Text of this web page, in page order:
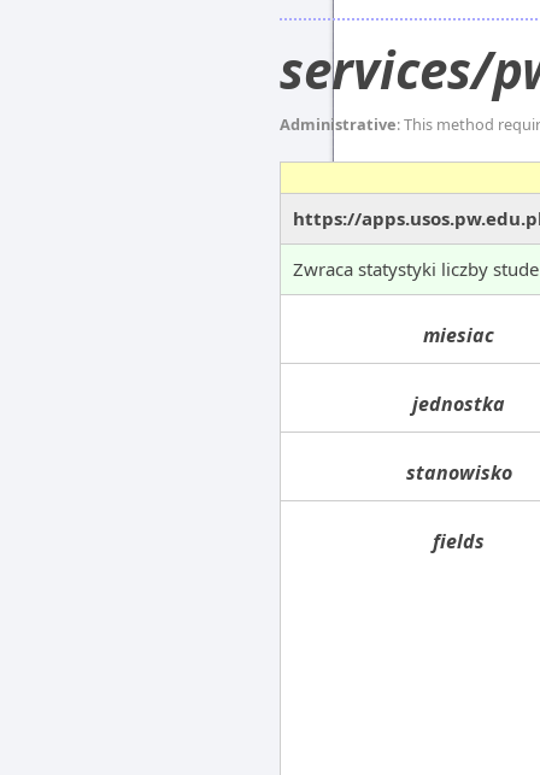
services/
Administrative: This method
https://
Zwraca statystyki liczby
miesiac
jednostka
stanowisko
fields